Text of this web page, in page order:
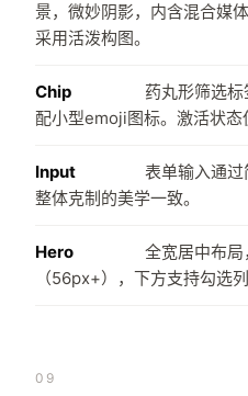
景，微妙阴影，内含混合媒
采用活泼构图。
Chip
药丸形筛选标
配小型emoji图标。激活状态
Input
表单输入通
整体克制的美学一致。
Hero
全宽居中布
（56px+），下方支持勾选
09